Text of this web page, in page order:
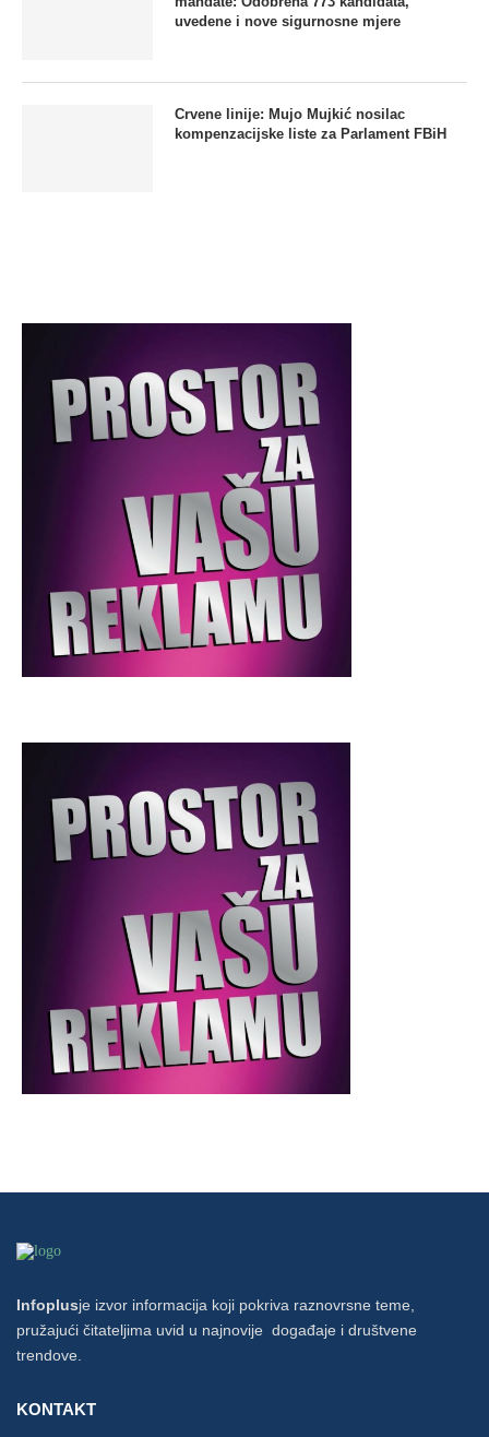
uvedene i nove sigurnosne mjere
Crvene linije: Mujo Mujkić nosilac
kompenzacijske liste za Parlament FBiH
Infoplusje izvor informacija koji pokriva raznovrsne teme,
pružajući čitateljima uvid u najnovije događaje i društvene
trendove.
KONTAKT